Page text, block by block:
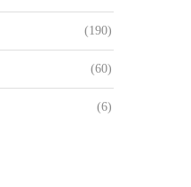
(190)
(60)
(6)